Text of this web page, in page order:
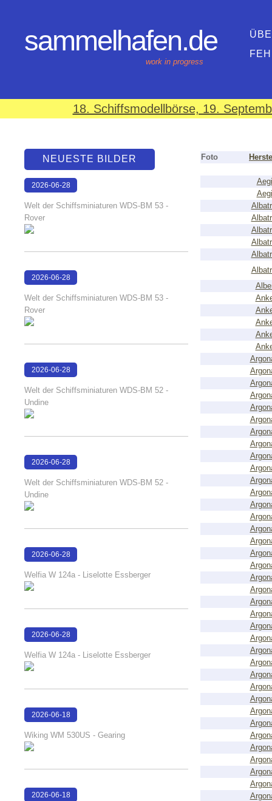
sammelhafen.de
work in progress
18. Schiffsmodellbörse, 19.
Foto
NEUESTE BILDER
2026-06-28
Welt der Schiffsminiaturen WDS-BM 53 -
Rover
2026-06-28
Welt der Schiffsminiaturen WDS-BM 53 -
Rover
2026-06-28
Welt der Schiffsminiaturen WDS-BM 52 -
Undine
2026-06-28
Welt der Schiffsminiaturen WDS-BM 52 -
Undine
2026-06-28
Welfia W 124a - Liselotte Essberger
2026-06-28
Welfia W 124a - Liselotte Essberger
2026-06-18
Wiking WM 530US - Gearing
2026-06-18